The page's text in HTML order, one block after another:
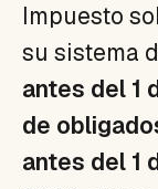
Impuesto
su sistema
antes del 1
de
antes del 1